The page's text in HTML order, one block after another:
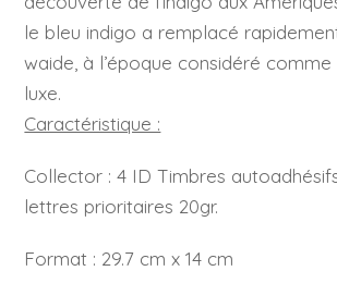
le bleu indigo a remplacé
waide, à l’époque considéré
luxe.
Caractéristique :
Collector : 4 ID Timbres
lettres prioritaires 20gr.
Format : 29.7 cm x 14 cm